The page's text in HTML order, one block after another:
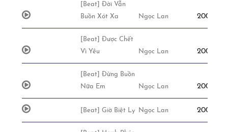
[Beat] Đời Vẫn
Buồn Xót Xa
Ngọc Lan
[Beat] Được Chết
Vì Yêu
Ngọc Lan
[Beat] Đừng Buồn
Nữa Em
Ngọc Lan
[Beat] Giờ Biệt Ly Ngọc Lan